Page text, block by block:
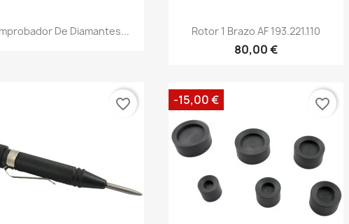
De Diamantes... Rotor 1 Brazo AF 193.221.110
80,00 €
favorite_border -15,00 € favorite_border